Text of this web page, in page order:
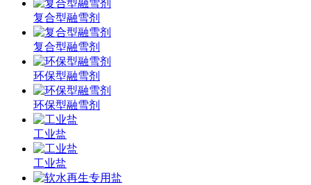
复合型融雪剂
复合型融雪剂
环保型融雪剂
环保型融雪剂
工业盐
工业盐